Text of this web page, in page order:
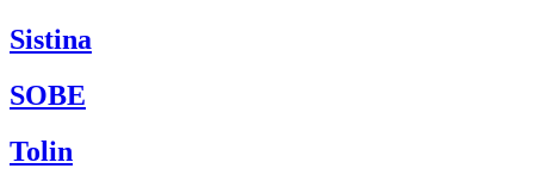
Sistina
SOBE
Tolin